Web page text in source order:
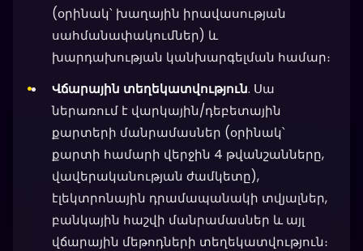
(օրինակ՝ խաղային իրավասության
սահմանափակումներ) և
խարդախության կանխարգելման համար։
Վճարային տեղեկատվություն. Սա
ներառում է վարկային/դեբետային
քարտերի մանրամասներ (օրինակ՝
քարտի համարի վերջին 4 թվանշանները,
վավերականության ժամկետը),
էլեկտրոնային դրամապանակի տվյալներ,
բանկային հաշվի մանրամասներ և այլ
վճարային մեթոդների տեղեկատվություն։